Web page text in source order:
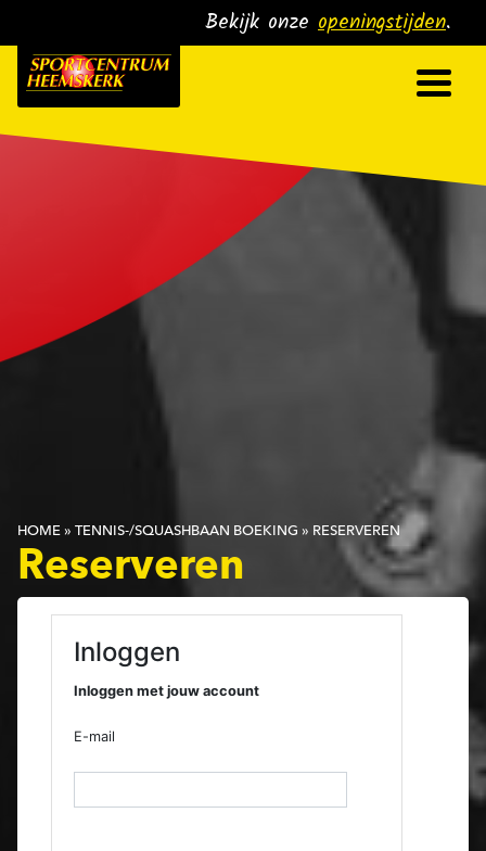
to
content
Bekijk onze openingstijden.
HOME » TENNIS-/SQUASHBAAN BOEKING » RESERVEREN
Reserveren
Inloggen
Inloggen met jouw account
E-mail